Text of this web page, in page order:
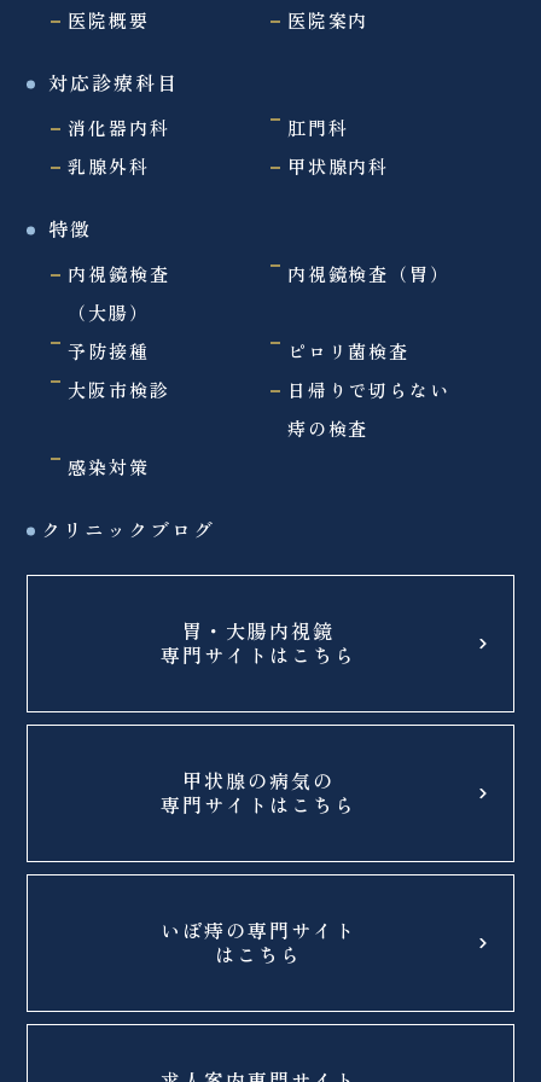
医院概要 医院案内
対応診療科目
消化器内科
肛門科
乳腺外科
甲状腺内科
特徴
内視鏡検査
（大腸）
内視鏡検査（胃）
予防接種
ピロリ菌検査
大阪市検診
日帰りで切らない
痔の検査
感染対策
クリニックブログ
胃・大腸内視鏡
専門サイトはこちら
甲状腺の病気の
専門サイトはこちら
いぼ痔の専門サイト
はこちら